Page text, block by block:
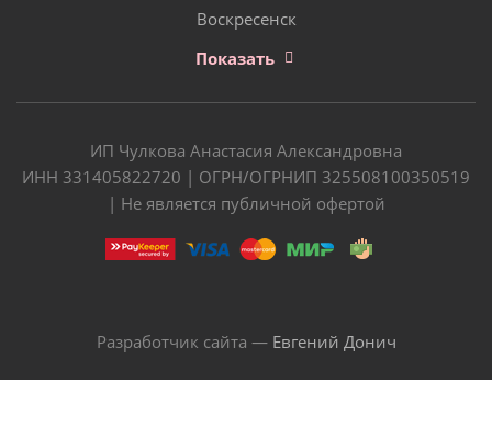
Воскресенск
Показать
ИП Чулкова Анастасия Александровна
ИНН 331405822720 | ОГРН/ОГРНИП 325508100350519
| Не является публичной офертой
Разработчик сайта — Евгений Донич